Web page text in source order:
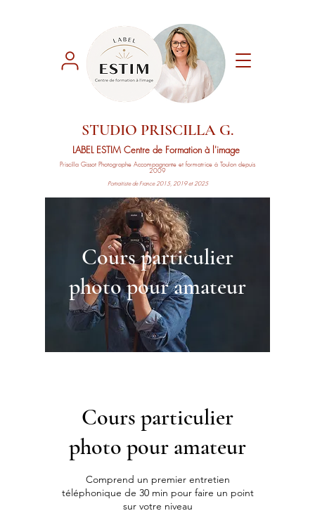
STUDIO PRISCILLA G.
LABEL ESTIM Centre de Formation à l'image
Priscilla Gissot Photographe Accompagnante et formatrice à Toulon depuis
2009
Portraitiste de France 2015, 2019 et 2025
Cours particulier
photo pour amateur
Cours particulier
photo pour amateur
Comprend un premier entretien
téléphonique de 30 min pour faire un point
sur votre niveau